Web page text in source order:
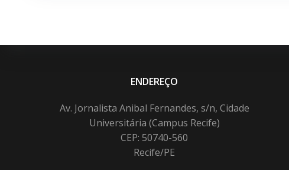
ENDEREÇO
Av. Jornalista Anibal Fernandes, s/n, Cidade
Universitária (Campus Recife)
CEP: 50740-560
Recife/PE